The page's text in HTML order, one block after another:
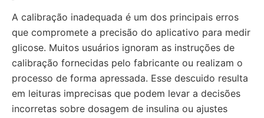
A calibração inadequada é um dos principais erros
que compromete a precisão do aplicativo para medir
glicose. Muitos usuários ignoram as instruções de
calibração fornecidas pelo fabricante ou realizam o
processo de forma apressada. Esse descuido resulta
em leituras imprecisas que podem levar a decisões
incorretas sobre dosagem de insulina ou ajustes